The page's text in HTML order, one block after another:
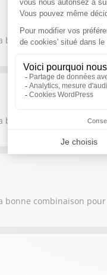
combinaison
combinaison
bonne combinaison